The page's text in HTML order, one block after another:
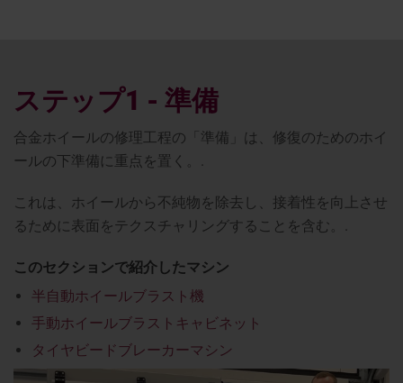
ステップ1 - 準備
合金ホイールの修理工程の「準備」は、修復のためのホイ
ールの下準備に重点を置く。.
これは、ホイールから不純物を除去し、接着性を向上させ
るために表面をテクスチャリングすることを含む。.
このセクションで紹介したマシン
半自動ホイールブラスト機
手動ホイールブラストキャビネット
タイヤビードブレーカーマシン